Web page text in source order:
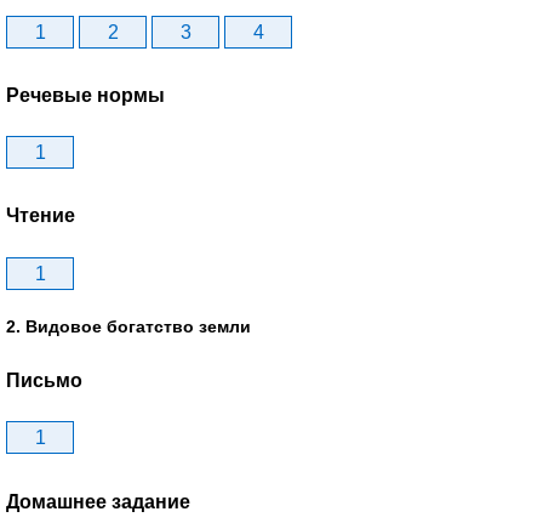
1 2 3 4
Речевые нормы
1
Чтение
1
2. Видовое богатство земли
Письмо
1
Домашнее задание